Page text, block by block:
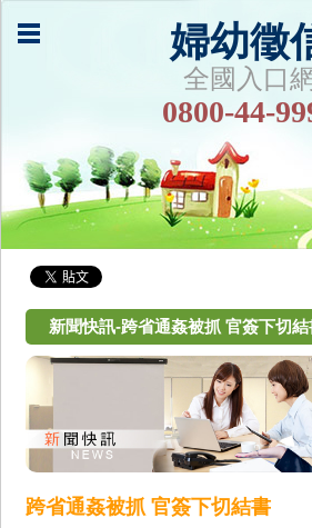
婦幼徵
全國入口網
0800-44-
新聞快訊-跨省通姦被抓 官簽下切結
跨省通姦被抓 官簽下切結書